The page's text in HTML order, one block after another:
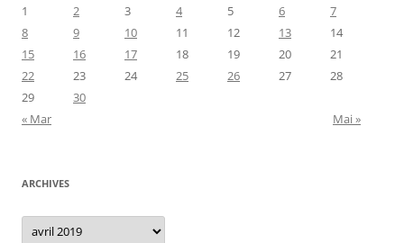
1
2 3 4 5 6
7
8
9 10 11 12 13
14
15
16 17 18 19 20
21
22
23 24 25 26 27
28
29
30
« Mar
Mai »
ARCHIVES
Archives